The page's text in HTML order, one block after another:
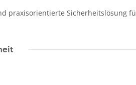
praxisorientierte Sicherheitslösung